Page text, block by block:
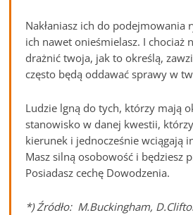
Nakłaniasz ich do podejmowania
ich nawet onieśmielasz. I chociaż
drażnić twoja, jak to określą,
często będą oddawać sprawy w
Ludzie lgną do tych, którzy mają
stanowisko w danej kwestii,
kierunek i jednocześnie wciągają
Masz silną osobowość i będziesz
Posiadasz cechę Dowodzenia.
*) Źródło: M.Buckingham,